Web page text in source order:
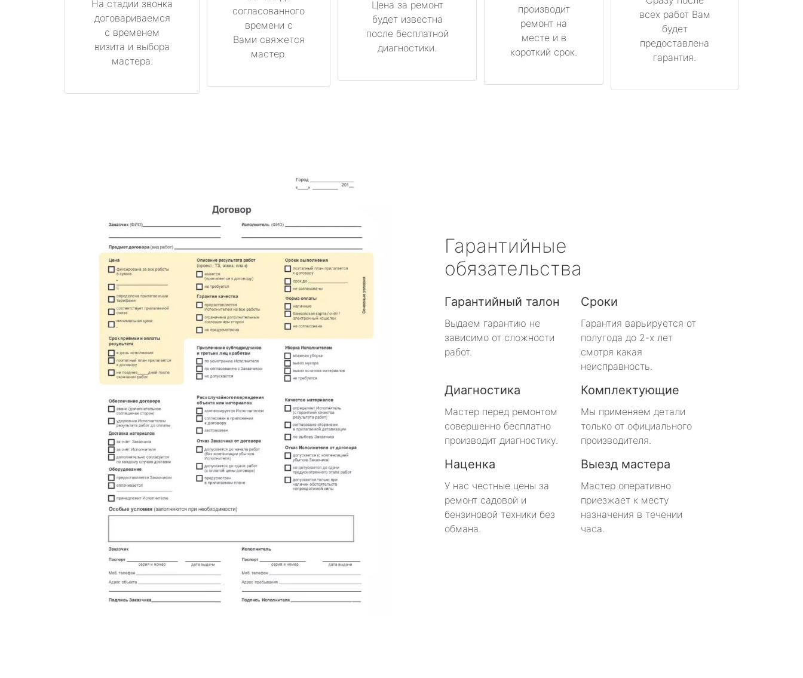
На стадии звонка
договариваемся
с временем
визита и выбора
мастера.
согласованного
времени с
Вами свяжется
мастер.
Цена за ремонт
будет известна
после бесплатной
диагностики.
производит
ремонт на
месте и в
короткий срок.
всех работ Вам
будет
предоставлена
гарантия.
Гарантийные
обязательства
Гарантийный талон
Выдаем гарантию не
зависимо от сложности
работ.
Сроки
Гарантия варьируется от
полугода до 2-х лет
смотря какая
неисправность.
Диагностика
Мастер перед ремонтом
совершенно бесплатно
производит диагностику.
Комплектующие
Мы применяем детали
только от официального
производителя.
Наценка
У нас честные цены за
ремонт садовой и
бензиновой техники без
обмана.
Выезд мастера
Мастер оперативно
приезжает к месту
назначения в течении
часа.